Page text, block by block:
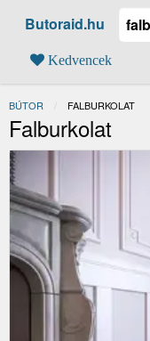
Butoraid.hu
Kedvencek
BÚTOR JELENLEGI:
FALBURKOLAT
Falburkolat